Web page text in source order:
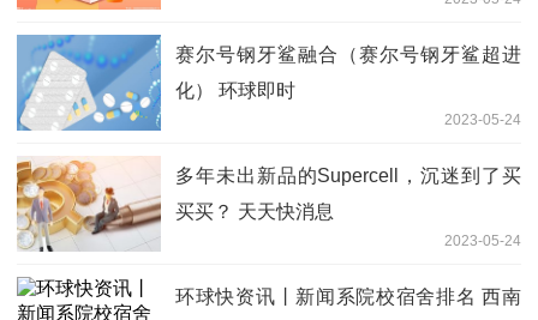
赛尔号钢牙鲨融合（赛尔号钢牙鲨超进
化） 环球即时
2023-05-24
多年未出新品的Supercell，沉迷到了买
买买？ 天天快消息
2023-05-24
环球快资讯丨新闻系院校宿舍排名 西南